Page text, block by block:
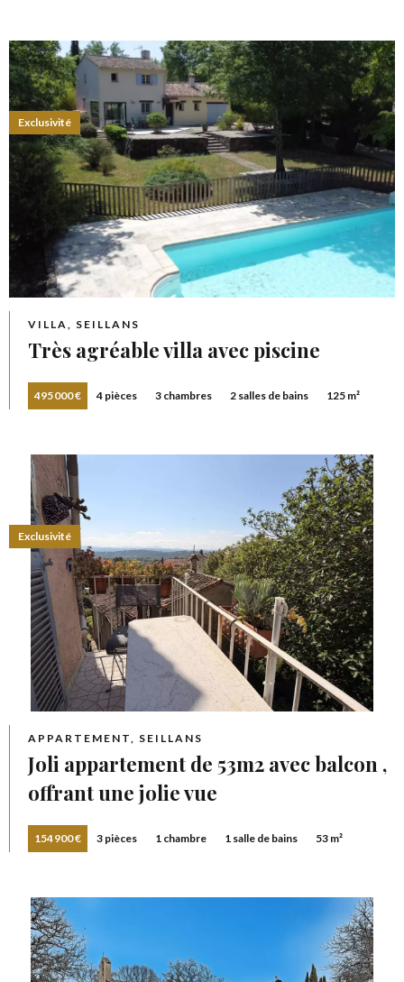
VILLA, SEILLANS
Très agréable villa avec piscine
495 000 € 4 pièces 3 chambres 2 salles de bains 125 m²
Exclusivité
APPARTEMENT, SEILLANS
Joli appartement de 53m2 avec balcon ,
offrant une jolie vue
154 900 € 3 pièces 1 chambre 1 salle de bains 53 m²
Exclusivité